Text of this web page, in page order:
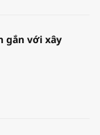
gắn với xây